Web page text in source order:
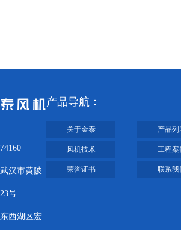
汉市黄陂
号
西湖区宏
产品导航：
关于金泰 产品列
风机技术 工程案
荣誉证书 联系我